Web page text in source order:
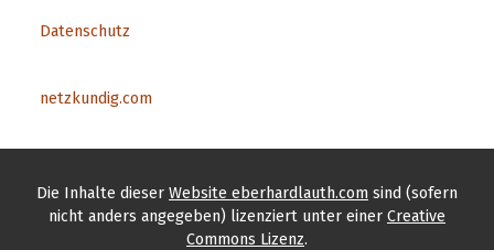
Datenschutz
netzkundig.com
Die Inhalte dieser Website eberhardlauth.com sind (sofern
nicht anders angegeben) lizenziert unter einer Creative
Commons Lizenz.